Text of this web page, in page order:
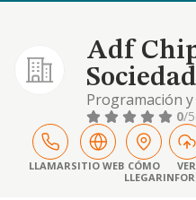
Adf
Programación
informáticos
motor en
0/5
LLAMARSITIO WEB CÓMO
LLEGAR
VER